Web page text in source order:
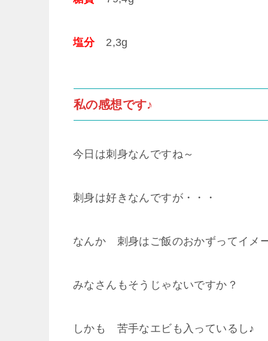
塩分2,3g
私の感想です♪
今日は刺身なんですね～
刺身は好きなんですが・・・
なんか 刺身はご飯のおかずってイメ
みなさんもそうじゃないですか？
しかも 苦手なエビも入っているし♪